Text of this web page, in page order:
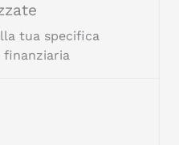
tua specifica
finanziaria